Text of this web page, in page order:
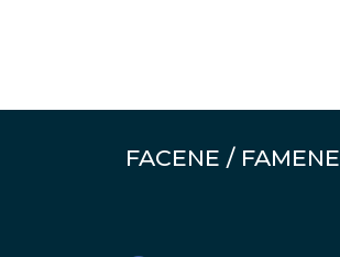
FACENE / FAMENE